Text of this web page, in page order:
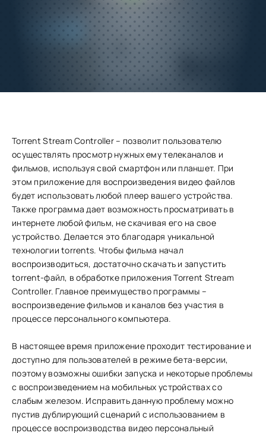
Запросить обновление
Torrent Stream Controller – позволит пользователю
осуществлять просмотр нужных ему телеканалов и
фильмов, используя свой смартфон или планшет. При
этом приложение для воспроизведения видео файлов
будет использовать любой плеер вашего устройства.
Также программа дает возможность просматривать в
интернете любой фильм, не скачивая его на свое
устройство. Делается это благодаря уникальной
технологии torrents. Чтобы фильма начал
воспроизводиться, достаточно скачать и запустить
torrent-файл, в обработке приложения Torrent Stream
Controller. Главное преимущество программы –
воспроизведение фильмов и каналов без участия в
процессе персонального компьютера.
В настоящее время приложение проходит тестирование и
доступно для пользователей в режиме бета-версии,
поэтому возможны ошибки запуска и некоторые проблемы
с воспроизведением на мобильных устройствах со
слабым железом. Исправить данную проблему можно
пустив дублирующий сценарий с использованием в
процессе воспроизводства видео персональный